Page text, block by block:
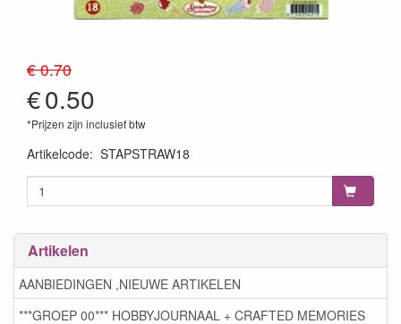
€ 0.70
€0.50
*Prijzen zijn inclusief btw
Artikelcode: STAPSTRAW18
Artikelen
AANBIEDINGEN ,NIEUWE ARTIKELEN
***GROEP 00*** HOBBYJOURNAAL + CRAFTED MEMORIES